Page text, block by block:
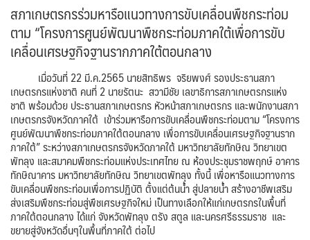
สภาเกษตรกรร่วมหารือแนวทางการขับเคลื่อนพืชกระท่อม
ตาม “โครงการศูนย์พัฒนาพืชกระท่อมภาคใต้เพื่อการขับ
เคลื่อนเศรษฐกิจฐานรากภาคใต้ตอนกลาง
เมื่อวันที่ 22 มี.ค.2565 นายสิทธิพร จริยพงศ์ รองประธานสภา
เกษตรกรแห่งชาติ คนที่ 2 นายรัตนะ สวามีชัย เลขาธิการสภาเกษตรกรแห่ง
ชาติ พร้อมด้วย ประธานสภาเกษตรกร หัวหน้าสภาเกษตรกร และพนักงานสภา
เกษตรกรจังหวัดภาคใต้ เข้าร่วมหารือการขับเคลื่อนพืชกระท่อมตาม “โครงการ
ศูนย์พัฒนาพืชกระท่อมภาคใต้ตอนกลาง เพื่อการขับเคลื่อนเศรษฐกิจฐานราก
ภาคใต้” ระหว่างสภาเกษตรกรจังหวัดภาคใต้ มหาวิทยาลัยทักษิณ วิทยาเขต
พัทลุง และสมาคมพืชกระท่อมแห่งประเทศไทย ณ ห้องประชุมราชพฤกษ์ อาคาร
ทักษิณาคาร มหาวิทยาลัยทักษิณ วิทยาเขตพัทลุง ทั้งนี้ เพื่อหารือแนวทางการ
ขับเคลื่อนพืชกระท่อมเพื่อการปฏิบัติ ตั้งแต่ต้นน้ำ สู่ปลายน้ำ สร้างอาชีพเสริม
ส่งเสริมพืชกระท่อมสู่พืชเศรษฐกิจใหม่ เป็นทางเลือกให้แก่เกษตรกรในพื้นที่
ภาคใต้ตอนกลาง ได้แก่ จังหวัดพัทลุง ตรัง สตูล และนครศรีธรรมราช และ
ขยายสู่จังหวัดอื่นๆในพื้นที่ภาคใต้ ต่อไป